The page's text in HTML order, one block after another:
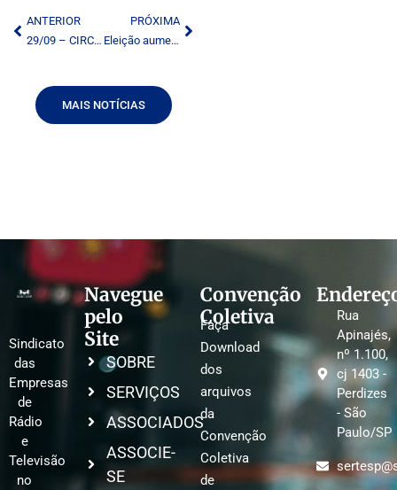
ANTERIOR
29/09 – CIRC – CONVENÇÃO COLETIVA RADIALISTAS 2010-2011
PRÓXIMA
Eleição aumenta a força do projeto de cotas na TV paga
MAIS NOTÍCIAS
Sindicato
das
Empresas
de
Rádio
e
Televisão
no
Navegue
pelo
Site
SOBRE
SERVIÇOS
ASSOCIADOS
ASSOCIE-
SE
Convenção
Coletiva
Faça
Download
dos
arquivos
da
Convenção
Coletiva
de
Rua
Apinajés,
nº 1.100,
cj 1403 -
Perdizes
- São
Paulo/SP